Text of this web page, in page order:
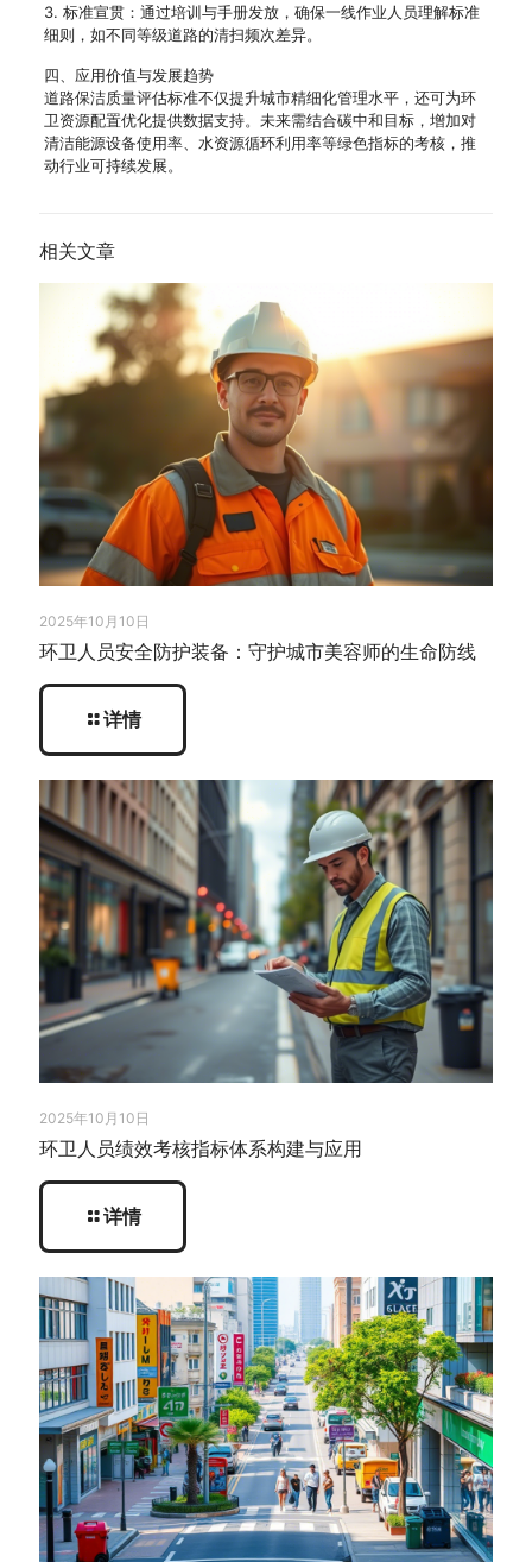
3. 标准宣贯：通过培训与手册发放，确保一线作业人员理解标准
细则，如不同等级道路的清扫频次差异。
四、应用价值与发展趋势
道路保洁质量评估标准不仅提升城市精细化管理水平，还可为环
卫资源配置优化提供数据支持。未来需结合碳中和目标，增加对
清洁能源设备使用率、水资源循环利用率等绿色指标的考核，推
动行业可持续发展。
相关文章
2025年10月10日
环卫人员安全防护装备：守护城市美容师的生命防线
详情
2025年10月10日
环卫人员绩效考核指标体系构建与应用
详情